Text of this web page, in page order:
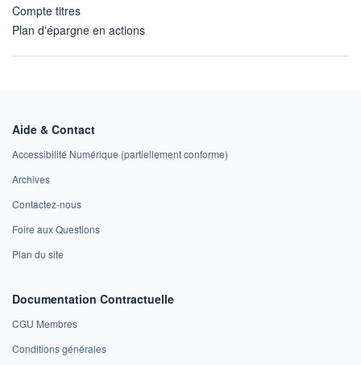
Compte titres
Plan d'épargne en actions
Aide & Contact
Accessibilité Numérique (partiellement conforme)
Archives
Contactez-nous
Foire aux Questions
Plan du site
Documentation Contractuelle
CGU Membres
Conditions générales